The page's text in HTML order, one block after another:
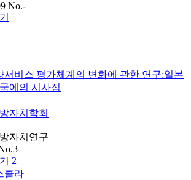
No.-
서비스 평가체계의 변화에 관한 연구:일본
에의 시사점
자치학회
자치연구
2
콜라